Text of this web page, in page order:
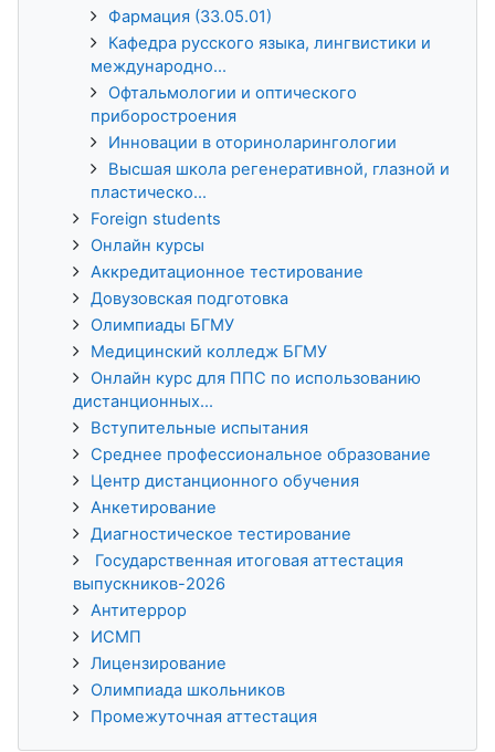
Фармация (33.05.01)
Кафедра русского языка, лингвистики и
международно...
Офтальмологии и оптического
приборостроения
Инновации в оториноларингологии
Высшая школа регенеративной, глазной и
пластическо...
Foreign students
Онлайн курсы
Аккредитационное тестирование
Довузовская подготовка
Олимпиады БГМУ
Медицинский колледж БГМУ
Онлайн курс для ППС по использованию
дистанционных...
Вступительные испытания
Среднее профессиональное образование
Центр дистанционного обучения
Анкетирование
Диагностическое тестирование
Государственная итоговая аттестация
выпускников-2026
Антитеррор
ИСМП
Лицензирование
Олимпиада школьников
Промежуточная аттестация